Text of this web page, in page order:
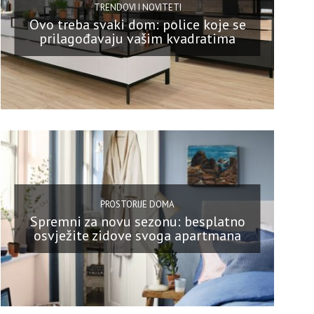
TRENDOVI I NOVITETI
Ovo treba svaki dom: police koje se
prilagođavaju vašim kvadratima
PROSTORIJE DOMA
Spremni za novu sezonu: besplatno
osvježite zidove svoga apartmana